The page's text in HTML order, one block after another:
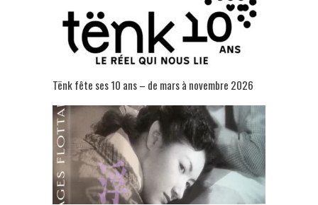
Tënk fête ses 10 ans – de mars à novembre 2026